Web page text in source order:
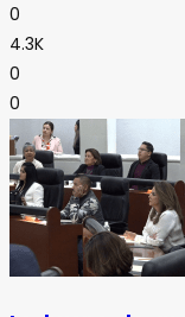
0
4.3K
0
0